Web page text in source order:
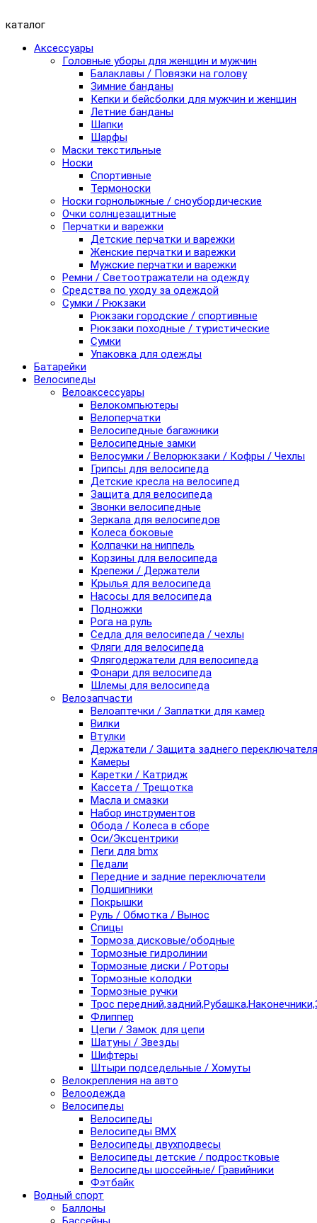
каталог
Аксессуары
Головные уборы для женщин и мужчин
Балаклавы / Повязки на голову
Зимние банданы
Кепки и бейсболки для мужчин и женщин
Летние банданы
Шапки
Шарфы
Маски текстильные
Носки
Спортивные
Термоноски
Носки горнолыжные / сноубордические
Очки солнцезащитные
Перчатки и варежки
Детские перчатки и варежки
Женские перчатки и варежки
Мужские перчатки и варежки
Ремни / Светоотражатели на одежду
Средства по уходу за одеждой
Сумки / Рюкзаки
Рюкзаки городские / спортивные
Рюкзаки походные / туристические
Сумки
Упаковка для одежды
Батарейки
Велосипеды
Велоаксессуары
Велокомпьютеры
Велоперчатки
Велосипедные багажники
Велосипедные замки
Велосумки / Велорюкзаки / Кофры / Чехлы
Грипсы для велосипеда
Детские кресла на велосипед
Защита для велосипеда
Звонки велосипедные
Зеркала для велосипедов
Колеса боковые
Колпачки на ниппель
Корзины для велосипеда
Крепежи / Держатели
Крылья для велосипеда
Насосы для велосипеда
Подножки
Рога на руль
Седла для велосипеда / чехлы
Фляги для велосипеда
Флягодержатели для велосипеда
Фонари для велосипеда
Шлемы для велосипеда
Велозапчасти
Велоаптечки / Заплатки для камер
Вилки
Втулки
Держатели / Защита заднего переключателя
Камеры
Каретки / Катридж
Кассета / Трещотка
Масла и смазки
Набор инструментов
Обода / Колеса в сборе
Оси/Эксцентрики
Пеги для bmx
Педали
Передние и задние переключатели
Подшипники
Покрышки
Руль / Обмотка / Вынос
Спицы
Тормоза дисковые/ободные
Тормозные гидролинии
Тормозные диски / Роторы
Тормозные колодки
Тормозные ручки
Трос
Флиппер
Цепи / Замок для цепи
Шатуны / Звезды
Шифтеры
Штыри подседельные / Хомуты
Велокрепления на авто
Велоодежда
Велосипеды
Велосипеды
Велосипеды BMX
Велосипеды двухподвесы
Велосипеды детские / подростковые
Велосипеды шоссейные/ Гравийники
Фэтбайк
Водный спорт
Баллоны